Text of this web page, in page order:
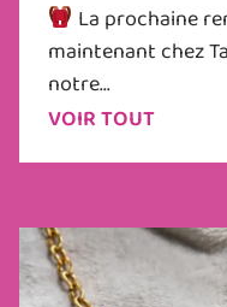
La prochaine
maintenant chez
notre...
VOIR TOUT